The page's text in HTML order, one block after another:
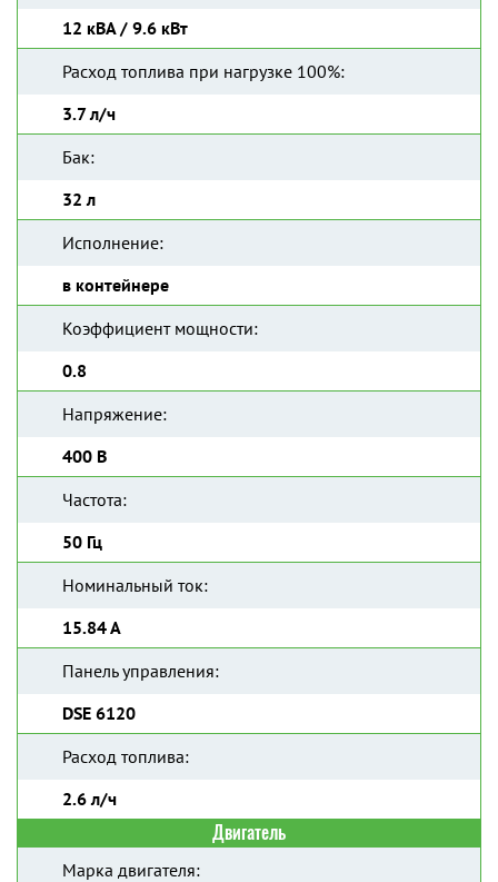
12 кВА / 9.6 кВт
Расход топлива при нагрузке 100%:
3.7 л/ч
Бак:
32 л
Исполнение:
в контейнере
Коэффициент мощности:
0.8
Напряжение:
400 В
Частота:
50 Гц
Номинальный ток:
15.84 А
Панель управления:
DSE 6120
Расход топлива:
2.6 л/ч
Двигатель
Марка двигателя: